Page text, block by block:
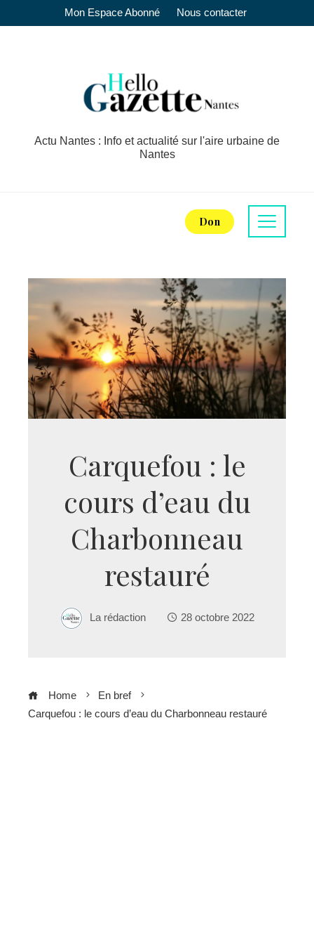
Mon Espace Abonné Nous contacter
Actu Nantes : Info et actualité sur l'aire urbaine de
Nantes
Don
Carquefou : le
cours d’eau du
Charbonneau
restauré
La rédaction 28 octobre 2022
Home
En bref
Carquefou : le cours d’eau du Charbonneau restauré